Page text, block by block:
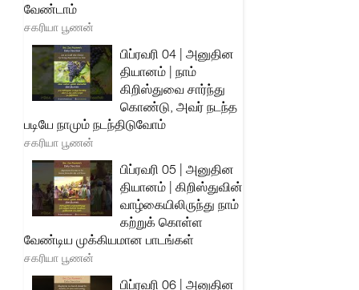
வேண்டாம்
சகரியா பூணன்
பிப்ரவரி 04 | அனுதின
தியானம் | நாம்
கிறிஸ்துவை சார்ந்து
கொண்டு, அவர் நடந்த
படியே நாமும் நடந்திடுவோம்
சகரியா பூணன்
பிப்ரவரி 05 | அனுதின
தியானம் | கிறிஸ்துவின்
வாழ்கையிலிருந்து நாம்
கற்றுக் கொள்ள
வேண்டிய முக்கியமான பாடங்கள்
சகரியா பூணன்
பிப்ரவரி 06 | அனுதின